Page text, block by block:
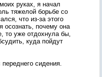
руках, я начал
тяжелой борьбе со
что из-за этого
осознать, почему она
то уже отдохнула бы,
куда пойдут
сидения.